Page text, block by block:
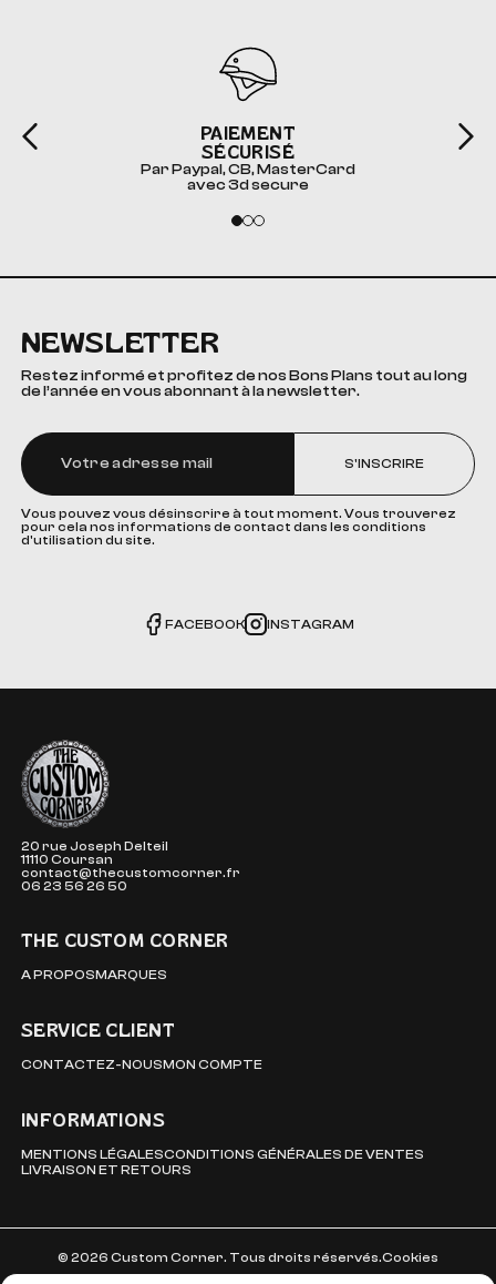
PAIEMENT
SÉCURISÉ
Par Paypal, CB, MasterCard
avec 3d secure
NEWSLETTER
Restez informé et profitez de nos Bons Plans tout au long
de l’année en vous abonnant à la newsletter.
S'INSCRIRE
Vous pouvez vous désinscrire à tout moment. Vous trouverez
pour cela nos informations de contact dans les conditions
d'utilisation du site.
FACEBOOK INSTAGRAM
The Custom Corner
20 rue Joseph Delteil
11110 Coursan
contact@thecustomcorner.fr
06 23 56 26 50
THE CUSTOM CORNER
A PROPOSMARQUES
SERVICE CLIENT
CONTACTEZ-NOUSMON COMPTE
INFORMATIONS
MENTIONS LÉGALESCONDITIONS GÉNÉRALES DE VENTES
LIVRAISON ET RETOURS
© 2026 Custom Corner. Tous droits réservés.Cookies